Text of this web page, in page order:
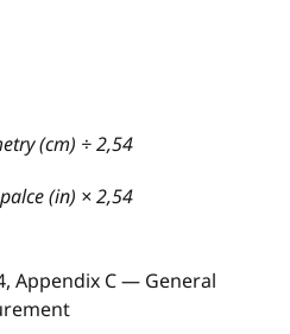
(cm) ÷ 2,54
(in) × 2,54
Appendix C — General